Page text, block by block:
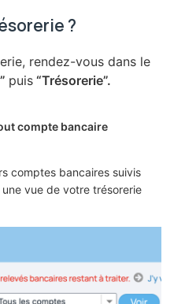
?
rendez-vous dans le
puis “Trésorerie”.
compte bancaire
comptes bancaires suivis
vue de votre trésorerie